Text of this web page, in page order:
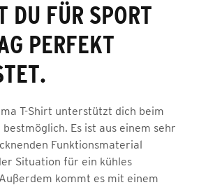
DU FÜR SPORT
PERFEKT
T-Shirt unterstützt dich beim
Es ist aus einem sehr
Funktionsmaterial
Situation für ein kühles
kommt es mit einem